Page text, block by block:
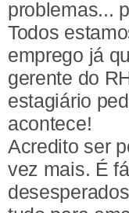
problemas...
Todos
emprego já
gerente do
estagiário
acontece!
Acredito ser
vez mais. É